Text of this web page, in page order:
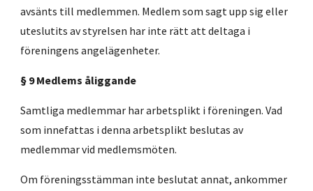
avsänts till medlemmen. Medlem som sagt upp sig eller
uteslutits av styrelsen har inte rätt att deltaga i
föreningens angelägenheter.
§ 9 Medlems åliggande
Samtliga medlemmar har arbetsplikt i föreningen. Vad
som innefattas i denna arbetsplikt beslutas av
medlemmar vid medlemsmöten.
Om föreningsstämman inte beslutat annat, ankommer